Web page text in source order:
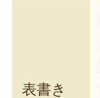
表書き